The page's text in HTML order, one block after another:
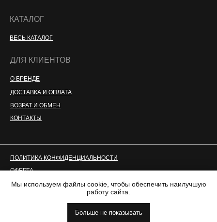
ПОЛИТИКА КОНФИДЕНЦИАЛЬНОСТИ
2018-2023. ВСЕ ПРАВА ЗАЩИЩЕНЫ
ИП ГРИЦКО АНАСТАСИЯ ОЛЕГОВНА
КАТАЛОГ
О БРЕНДЕ
ВЕСЬ КАТАЛОГ
ДЛЯ КЛИЕНТОВ
ДОСТАВКА И ОПЛАТА
ВОЗРАТ И ОБМЕН
КОНТАКТЫ
ОФЕРТА
Мы используем файлы cookie, чтобы обеспечить наилучшую
работу сайта.
Больше не показывать